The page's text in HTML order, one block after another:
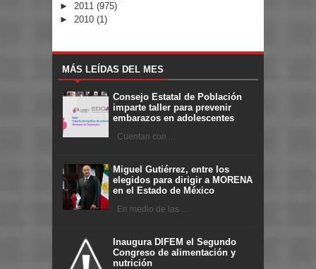
► 2011 (975)
► 2010 (1)
MÁS LEÍDAS DEL MES
Consejo Estatal de Población
imparte taller para prevenir
embarazos en adolescentes
Cuentan con ...
Miguel Gutiérrez, entre los
elegidos para dirigir a MORENA
en el Estado de México
En medio de las ...
Inaugura DIFEM el Segundo
Congreso de alimentación y
nutrición